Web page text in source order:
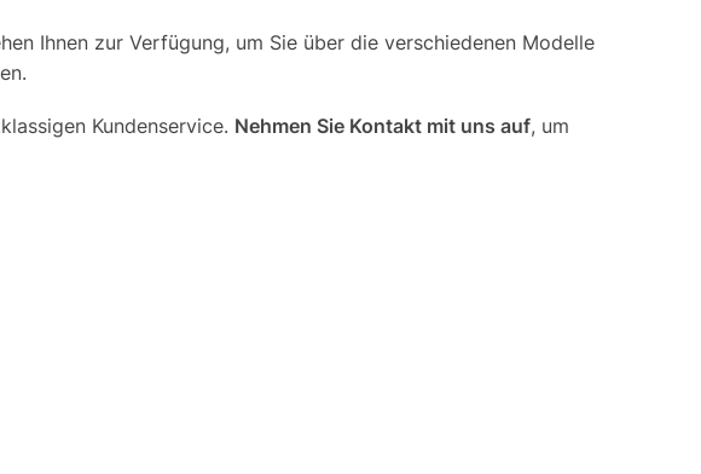
Ihnen zur Verfügung, um Sie über die verschiedenen Modelle
Kundenservice. Nehmen Sie Kontakt mit uns auf, um